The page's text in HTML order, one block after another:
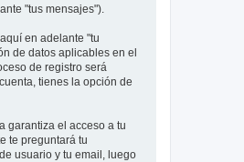
"tus mensajes").
en adelante "tu
de datos aplicables en el
de registro será
tienes la opción de
garantiza el acceso a tu
te preguntará tu
usuario y tu email, luego